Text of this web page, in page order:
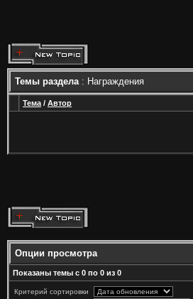
Темы раздела: Награждения
Тема / Автор
Опции просмотра
Показаны темы с 0 по 0 из 0
Критерий сортировки